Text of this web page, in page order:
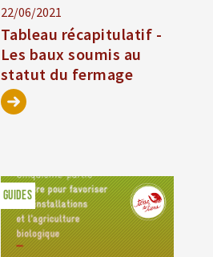
22/06/2021
Tableau récapitulatif -
Les baux soumis au
statut du fermage
GUIDES